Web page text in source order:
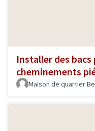
Installer des
cheminements
Maison de quartier